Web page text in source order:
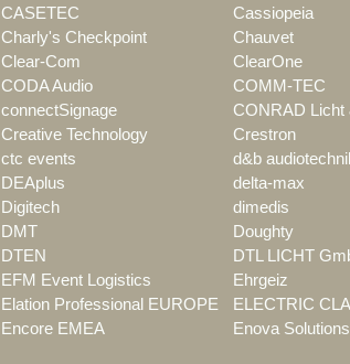
CASETEC Cassiopeia
Charly's Checkpoint Chauvet
Clear-Com ClearOne
CODA Audio COMM-TEC
connectSignage CONRAD Licht
Creative Technology Crestron
ctc events d&b
DEAplus delta-max
Digitech dimedis
DMT Doughty
DTEN DTL LICHT
EFM Event Logistics Ehrgeiz
Elation Professional EUROPE ELECTRIC
Encore EMEA Enova Solutions